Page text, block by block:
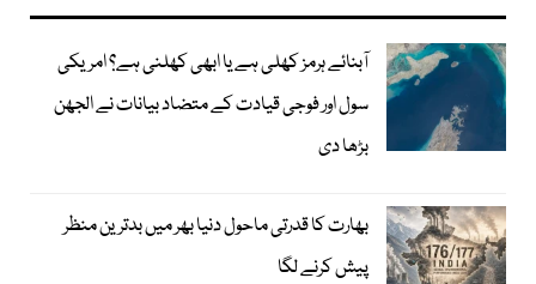
آبنائے ہرمز کھلی ہے یا ابھی کھلنی ہے؟ امریکی
سول اور فوجی قیادت کے متضاد بیانات نے الجھن
بڑھا دی
بھارت کا قدرتی ماحول دنیا بھر میں بدترین منظر
پیش کرنے لگا